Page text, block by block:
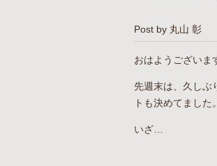
Post by 丸山 彰
おはようございま
先週末は、久しぶ
トも決めてました。
いざ…